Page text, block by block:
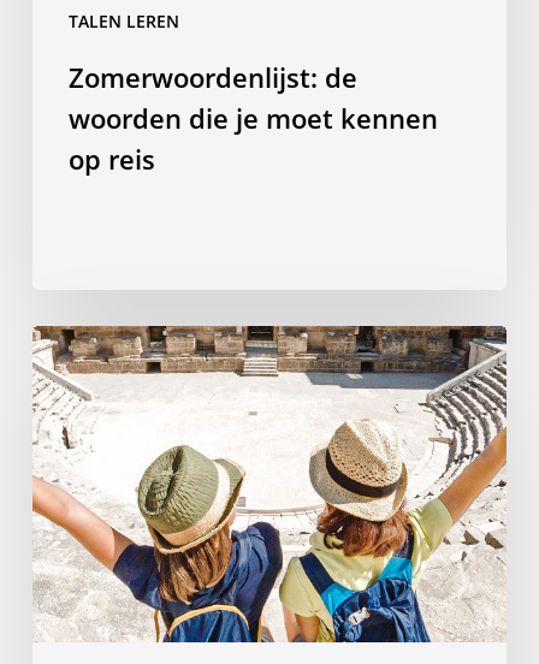
TALEN LEREN
Zomerwoordenlijst: de
woorden die je moet kennen
op reis
Waarom
een
taal
studeren
in
het
buitenland
de
beste
investering